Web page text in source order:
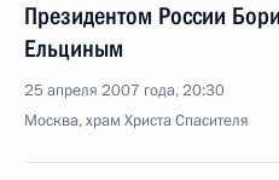
Президентом России
Ельциным
25 апреля 2007 года, 20:30
Москва, храм Христа Спасителя